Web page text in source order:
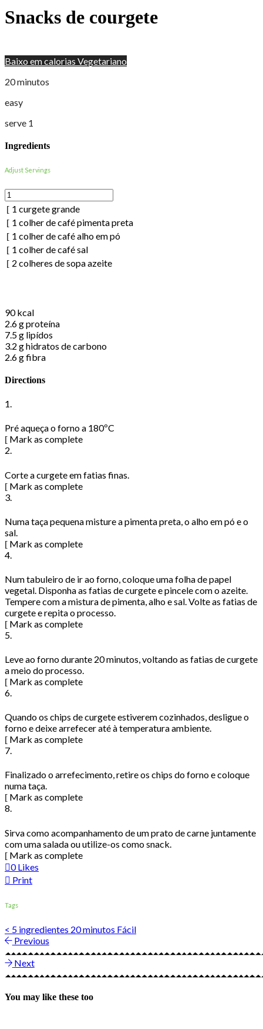
Snacks de courgete
Baixo em calorias Vegetariano
20 minutos
easy
serve 1
Ingredients
Adjust Servings
1 curgete grande
1 colher de cafépimenta preta
1 colher de caféalho em pó
1 colher de cafésal
2 colheres de sopaazeite
90kcal
2.6 gproteína
7.5 g lipídos
3.2 ghidratos de carbono
2.6 gfibra
Directions
1.
Pré aqueça o forno a 180ºC
Mark as complete
2.
Corte a curgete em fatias finas.
Mark as complete
3.
Numa taça pequena misture a pimenta preta, o alho em pó e o
sal.
Mark as complete
4.
Num tabuleiro de ir ao forno, coloque uma folha de papel
vegetal. Disponha as fatias de curgete e pincele com o azeite.
Tempere com a mistura de pimenta, alho e sal. Volte as fatias de
curgete e repita o processo.
Mark as complete
5.
Leve ao forno durante 20 minutos, voltando as fatias de curgete
a meio do processo.
Mark as complete
6.
Quando os chips de curgete estiverem cozinhados, desligue o
forno e deixe arrefecer até à temperatura ambiente.
Mark as complete
7.
Finalizado o arrefecimento, retire os chips do forno e coloque
numa taça.
Mark as complete
8.
Sirva como acompanhamento de um prato de carne juntamente
com uma salada ou utilize-os como snack.
Mark as complete
0Likes
Print
Tags
< 5 ingredientes 20 minutos Fácil
Previous
Next
You may like these too